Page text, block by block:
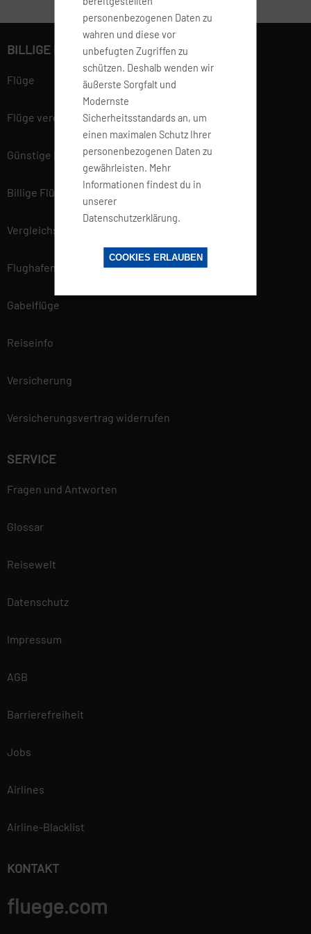
personenbezogenen Daten zu
wahren und diese vor
unbefugten Zugriffen zu
schützen. Deshalb wenden wir
äußerste Sorgfalt und
Modernste
Sicherheitsstandards an, um
einen maximalen Schutz Ihrer
personenbezogenen Daten zu
gewährleisten. Mehr
Informationen findest du in
unserer
Datenschutzerklärung.
COOKIES ERLAUBEN
BILLIGE FLÜGE BUCHEN
Flüge
Flüge vergleichen
Günstige Flüge
Billige Flüge
Vergleichsportal
Flughafen Informationen
Gabelflüge
Reiseinfo
Versicherung
Versicherungsvertrag widerrufen
SERVICE
Fragen und Antworten
Glossar
Reisewelt
Datenschutz
Impressum
AGB
Barrierefreiheit
Jobs
Airlines
Airline-Blacklist
KONTAKT
fluege.com